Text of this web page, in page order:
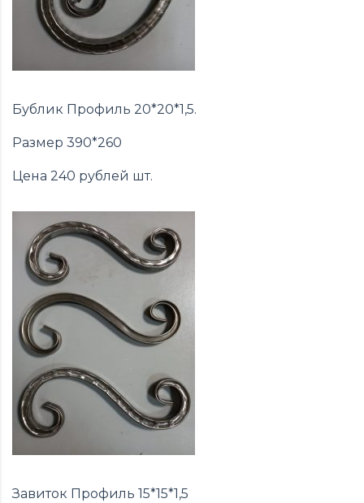
Бублик Профиль 20*20*1,5.
Размер 390*260
Цена 240 рублей шт.
Завиток Профиль 15*15*1,5